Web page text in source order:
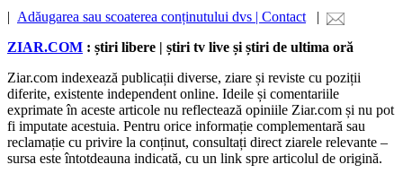
| Adăugarea sau scoaterea conținutului dvs | Contact |
ZIAR.COM : știri libere | știri tv live și știri de ultima oră
Ziar.com indexează publicații diverse, ziare și reviste cu poziții
diferite, existente independent online. Ideile și comentariile
exprimate în aceste articole nu reflectează opiniile Ziar.com și nu pot
fi imputate acestuia. Pentru orice informație complementară sau
reclamație cu privire la conținut, consultați direct ziarele relevante –
sursa este întotdeauna indicată, cu un link spre articolul de origină.